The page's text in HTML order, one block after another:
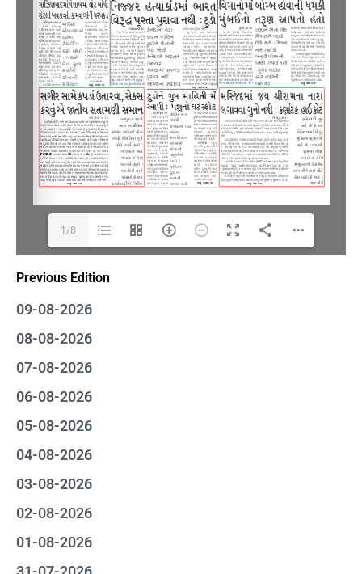
Previous Edition
09-08-2026
08-08-2026
07-08-2026
06-08-2026
05-08-2026
04-08-2026
03-08-2026
02-08-2026
01-08-2026
1/8